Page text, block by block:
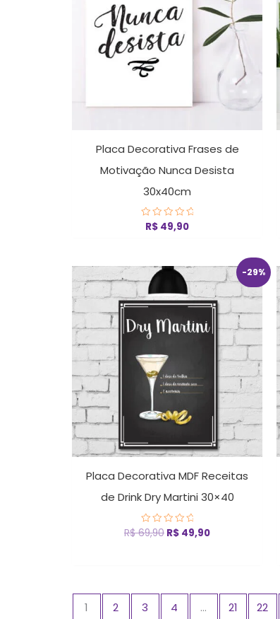
Placa Decorativa Frases de
Motivação Nunca Desista
30x40cm
Avaliação
R$ 49,90
-29%
Placa Decorativa MDF Receitas
de Drink Dry Martini 30×40
Avaliação
0
R$69,90
O
preço
original
era:
R$ 69,90.
R$ 49,90
O
preço
atual
é:
R$ 49,90.
1 2 3 4 … 21 22